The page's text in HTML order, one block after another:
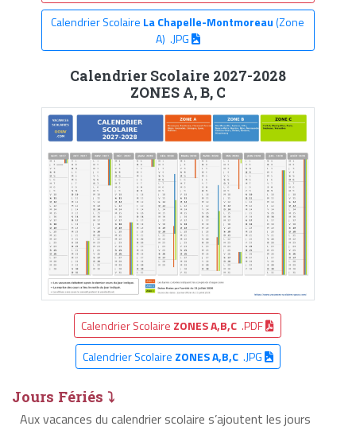
Calendrier Scolaire La Chapelle-Montmoreau(Zone
A) .JPG
Calendrier Scolaire 2027-2028
ZONES A, B, C
Calendrier Scolaire ZONES A,B,C .PDF
Calendrier Scolaire ZONES A,B,C.JPG
Jours Fériés ⤵
Aux vacances du calendrier scolaire s’ajoutent les jours